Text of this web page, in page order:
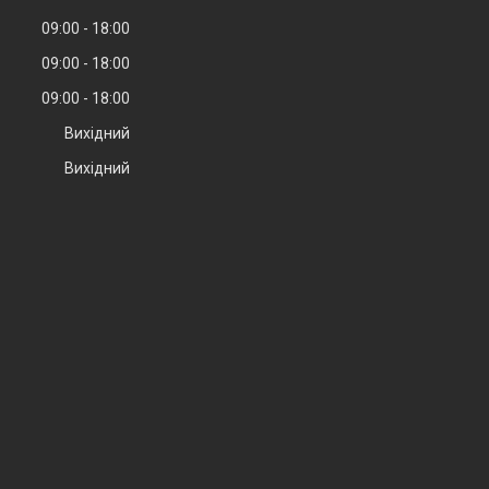
09:00
18:00
09:00
18:00
09:00
18:00
Вихідний
Вихідний